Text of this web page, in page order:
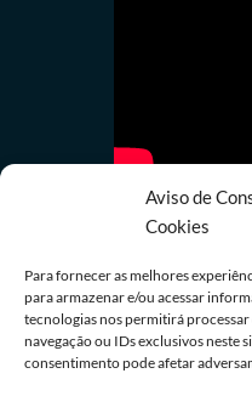
Aviso de
Cookies
Para fornecer as melhores
para armazenar e/ou acessar
tecnologias nos permitirá
navegação ou IDs exclusivos neste
consentimento pode afetar
Política
Partidos têm até o
candidaturas nos